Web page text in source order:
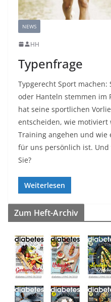
NEWS
HH
Typenfrage
Typgerecht Sport machen:
oder Hanteln stemmen im
hat seine sportlichen
entscheiden, wie motiviert
Training angehen und wie
für uns persönlich ist. Und
Sie?
Weiterlesen
Zum Heft-Archiv